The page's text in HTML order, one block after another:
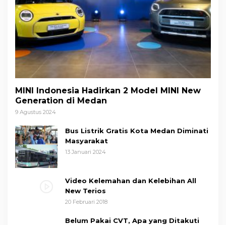
MINI Indonesia Hadirkan 2 Model MINI New
Generation di Medan
9 Agustus 2024
Bus Listrik Gratis Kota Medan Diminati
Masyarakat
13 Januari 2024
Video Kelemahan dan Kelebihan All
New Terios
20 Februari 2018
Belum Pakai CVT, Apa yang Ditakuti